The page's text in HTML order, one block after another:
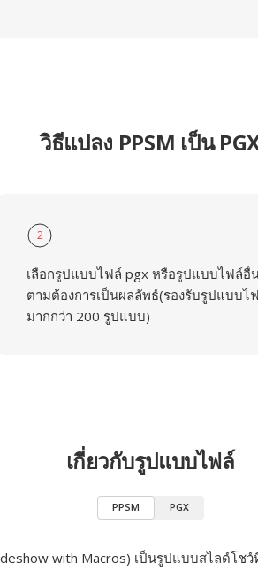
วิธีแปลง PPSM เป็น
2
เลือกรูปแบบไฟล์ pgx หรือรูปแบบไฟล์อื่
ตามต้องการเป็นผลลัพธ์(รองรับรูปแบบไ
มากกว่า 200 รูปแบบ)
เกี่ยวกับรูปแบบไฟล์
PPSM PGX
with Macros) เป็นรูปแบบสไลด์โช